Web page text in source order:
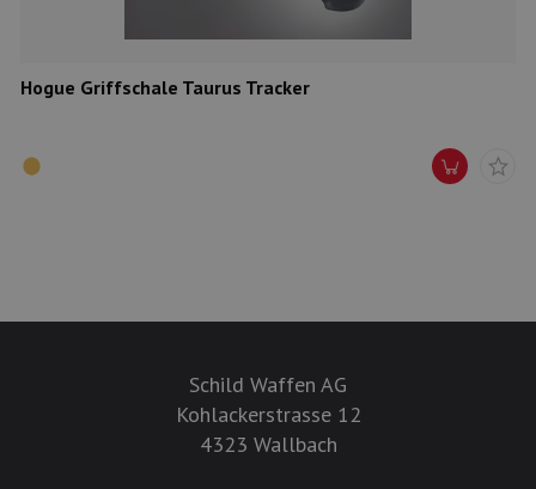
Hogue Griffschale Taurus Tracker
Schild Waffen AG
Kohlackerstrasse 12
4323 Wallbach